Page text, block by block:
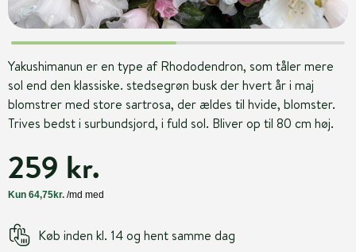
Yakushimanun er en type af Rhododendron, som tåler mere
sol end den klassiske. stedsegrøn busk der hvert år i maj
blomstrer med store sartrosa, der ældes til hvide, blomster.
Trives bedst i surbundsjord, i fuld sol. Bliver op til 80 cm høj.
259 kr.
Køb inden kl. 14 og hent samme dag